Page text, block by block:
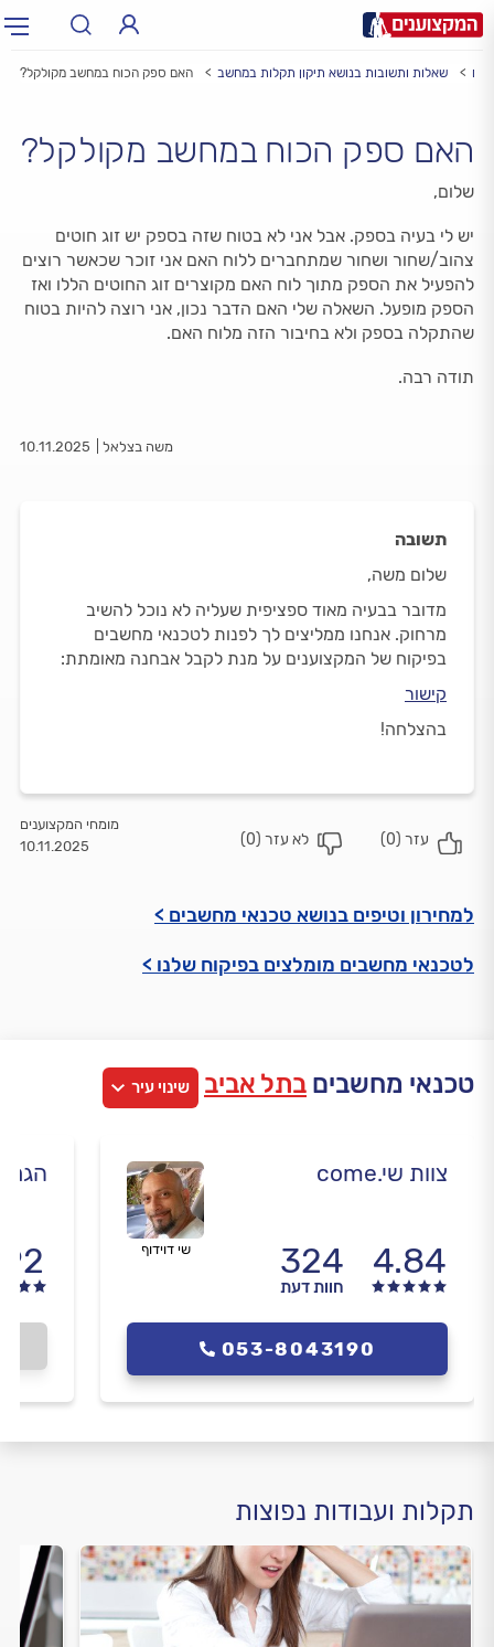
עיר: תל אביב, חיפה…
שאלות ותשובות בנושא תיקון תקלות במחשב האם ספק הכוח במחשב מקולקל?
האם ספק הכוח במחשב מקולקל?
שלום,
יש לי בעיה בספק. אבל אני לא בטוח שזה בספק יש זוג חוטים
צהוב/שחור ושחור שמתחברים ללוח האם אני זוכר שכאשר רוצים
להפעיל את הספק מתוך לוח האם מקוצרים זוג החוטים הללו ואז
הספק מופעל. השאלה שלי האם הדבר נכון, אני רוצה להיות בטוח
שהתקלה בספק ולא בחיבור הזה מלוח האם.
תודה רבה.
משה בצלאל 10.11.2025
תשובה
שלום משה,
מדובר בבעיה מאוד ספציפית שעליה לא נוכל להשיב
מרחוק. אנחנו ממליצים לך לפנות לטכנאי מחשבים
בפיקוח של המקצוענים על מנת לקבל אבחנה מאומתת:
קישור
בהצלחה!
0
)
0
)
מומחי המקצוענים
10.11.2025
למחירון וטיפים בנושא טכנאי מחשבים >
לטכנאי מחשבים מומלצים בפיקוח שלנו >
טכנאי מחשבים בתל אביב שינוי עיר
צוות שי.come
4.84
324
חוות דעת
שי דוידוף
053-8043190
הגר
תקלות ועבודות נפוצות